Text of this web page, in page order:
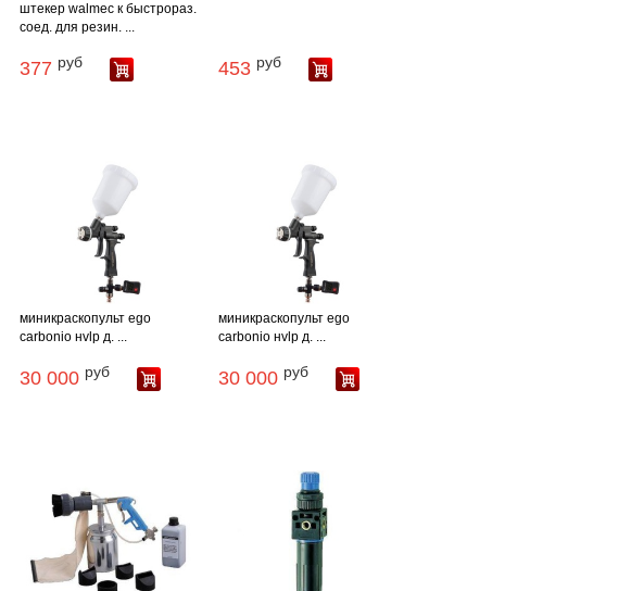
штекер walmec к быстрораз.
соед. для резин. ...
377 руб 453 руб
миникраскопульт ego
carbonio нvlp д. ...
30 000 руб
миникраскопульт ego
carbonio нvlp д. ...
30 000 руб